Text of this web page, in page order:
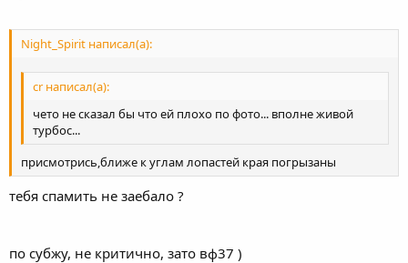
Night_Spirit написал(а):
cr написал(а):
чето не сказал бы что ей плохо по фото... вполне живой
турбос...
присмотрись,ближе к углам лопастей края погрызаны
тебя спамить не заебало ?
по субжу, не критично, зато вф37 )